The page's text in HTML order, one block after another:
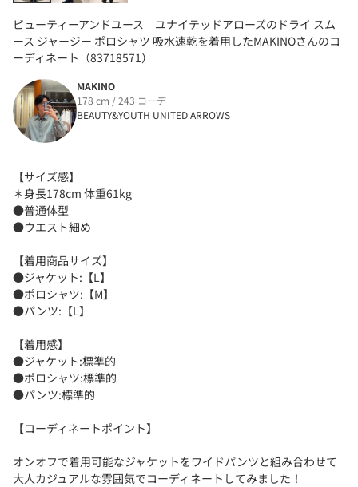
ビューティーアンドユース ユナイテッドアローズのドライ スム
ース ジャージー ポロシャツ 吸水速乾を着用したMAKINOさんのコ
ーディネート（83718571）
MAKINO
178 cm / 243 コーデ
BEAUTY&YOUTH UNITED ARROWS
【サイズ感】
＊身長178cm 体重61kg
●普通体型
●ウエスト細め
【着用商品サイズ】
●ジャケット:【L】
●ポロシャツ:【M】
●パンツ:【L】
【着用感】
●ジャケット:標準的
●ポロシャツ:標準的
●パンツ:標準的
【コーディネートポイント】
オンオフで着用可能なジャケットをワイドパンツと組み合わせて
大人カジュアルな雰囲気でコーディネートしてみました！